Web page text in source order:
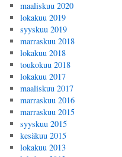
maaliskuu 2020
lokakuu 2019
syyskuu 2019
marraskuu 2018
lokakuu 2018
toukokuu 2018
lokakuu 2017
maaliskuu 2017
marraskuu 2016
marraskuu 2015
syyskuu 2015
kesäkuu 2015
lokakuu 2013